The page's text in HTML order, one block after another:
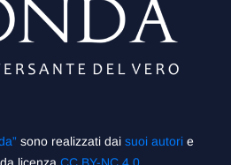
sono realizzati dai suoi autori e